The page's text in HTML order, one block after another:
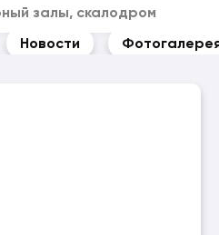
залы, скалодром
Новости